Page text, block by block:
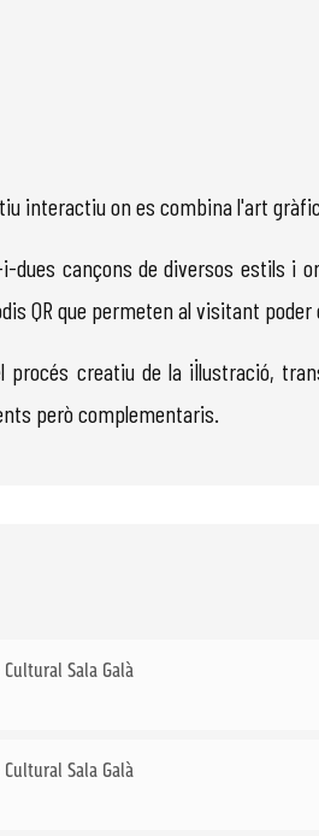
interactiu on es combina l'art
dues cançons de diversos estils i
QR que permeten al visitant
procés creatiu de la il·lustració,
però complementaris.
Cultural Sala Galà
Cultural Sala Galà